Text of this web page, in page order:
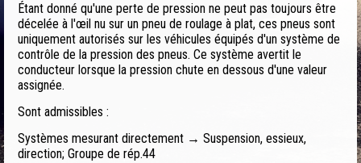
Étant donné qu'une perte de pression ne peut pas toujours être
décelée à l'œil nu sur un pneu de roulage à plat, ces pneus sont
uniquement autorisés sur les véhicules équipés d'un système de
contrôle de la pression des pneus. Ce système avertit le
conducteur lorsque la pression chute en dessous d'une valeur
assignée.
Sont admissibles :
Systèmes mesurant directement → Suspension, essieux,
direction; Groupe de rép.44